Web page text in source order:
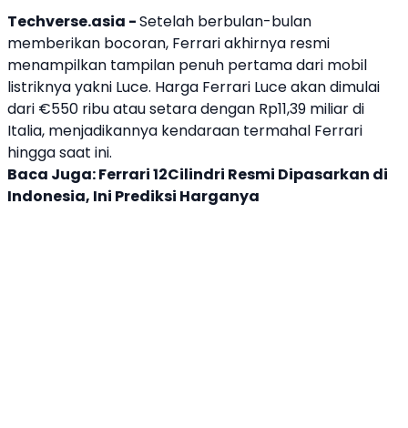
Techverse.asia -Setelah berbulan-bulan
memberikan bocoran, Ferrariakhirnya resmi
menampilkan tampilan penuh pertama dari mobil
listriknya yakni Luce. Harga Ferrari Luceakan dimulai
dari €550 ribu atau setara dengan Rp11,39 miliar di
Italia, menjadikannya kendaraan termahal Ferrari
hingga saat ini.
Baca Juga:Ferrari 12Cilindri Resmi Dipasarkan di
Indonesia, Ini Prediksi Harganya